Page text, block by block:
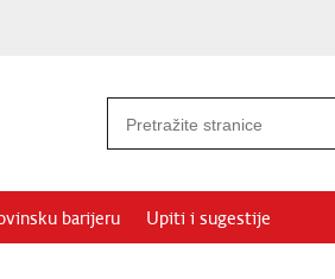
barijeru Upiti i sugestije